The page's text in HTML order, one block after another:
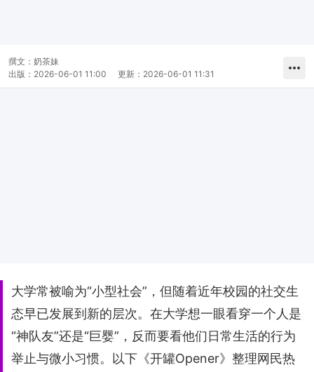
撰文： 奶茶妹
出版： 2026-06-01 11:00 更新： 2026-06-01 11:31
大学常被喻为“小型社会”，但随着近年校园的社交生
态早已发展到新的层次。在大学想一眼看穿一个人是
“神队友”还是“巨婴”，反而要看他们日常生活的行为
举止与微小习惯。以下《开罐Opener》整理网民热